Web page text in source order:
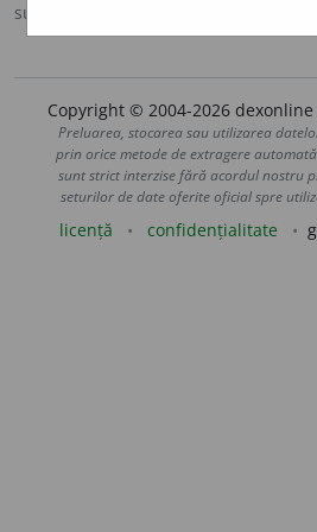
sursa:
Copyright © 2004-2026
Preluarea, stocarea sau utilizarea
prin orice metode de extragere
sunt strict interzise fără acordul nostru
seturilor de date oferite oficial spre
licență confidențialitate